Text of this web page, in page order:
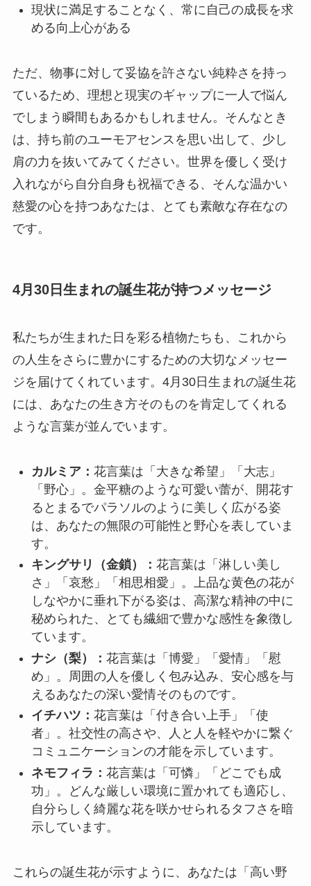
現状に満足することなく、常に自己の成長を求
める向上心がある
ただ、物事に対して妥協を許さない純粋さを持っ
ているため、理想と現実のギャップに一人で悩ん
でしまう瞬間もあるかもしれません。そんなとき
は、持ち前のユーモアセンスを思い出して、少し
肩の力を抜いてみてください。世界を優しく受け
入れながら自分自身も祝福できる、そんな温かい
慈愛の心を持つあなたは、とても素敵な存在なの
です。
4月30日生まれの誕生花が持つメッセージ
私たちが生まれた日を彩る植物たちも、これから
の人生をさらに豊かにするための大切なメッセー
ジを届けてくれています。4月30日生まれの誕生花
には、あなたの生き方そのものを肯定してくれる
ような言葉が並んでいます。
カルミア： 花言葉は「大きな希望」「大志」
「野心」。金平糖のような可愛い蕾が、開花す
るとまるでパラソルのように美しく広がる姿
は、あなたの無限の可能性と野心を表していま
す。
キングサリ（金鎖）： 花言葉は「淋しい美し
さ」「哀愁」「相思相愛」。上品な黄色の花が
しなやかに垂れ下がる姿は、高潔な精神の中に
秘められた、とても繊細で豊かな感性を象徴し
ています。
ナシ（梨）： 花言葉は「博愛」「愛情」「慰
め」。周囲の人を優しく包み込み、安心感を与
えるあなたの深い愛情そのものです。
イチハツ： 花言葉は「付き合い上手」「使
者」。社交性の高さや、人と人を軽やかに繋ぐ
コミュニケーションの才能を示しています。
ネモフィラ： 花言葉は「可憐」「どこでも成
功」。どんな厳しい環境に置かれても適応し、
自分らしく綺麗な花を咲かせられるタフさを暗
示しています。
これらの誕生花が示すように、あなたは「高い野